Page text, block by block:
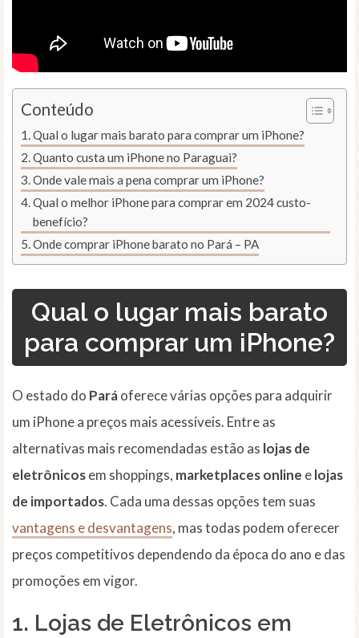
Conteúdo
Qual o lugar mais barato para comprar um iPhone?
Quanto custa um iPhone no Paraguai?
Onde vale mais a pena comprar um iPhone?
Qual o melhor iPhone para comprar em 2024 custo-
benefício?
Onde comprar iPhone barato no Pará – PA
Qual o lugar mais barato
para comprar um iPhone?
O estado do Paráoferece várias opções para adquirir
um iPhone a preços mais acessíveis. Entre as
alternativas mais recomendadas estão as lojas de
eletrônicosem shoppings, marketplaces online elojas
de importados. Cada uma dessas opções tem suas
vantagens e desvantagens, mas todas podem oferecer
preços competitivos dependendo da época do ano e das
promoções em vigor.
1. Lojas de Eletrônicos em